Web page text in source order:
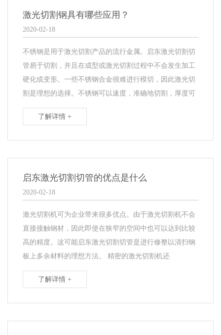
激光切割钢具有哪些应用？
2020-02-18
不锈钢是用于激光切割产品的流行金属。启东激光切割切
管易于切割，并且在成型或激光切割过程中不会发生加工
硬化或变形。一些不锈钢合金很难进行模切，因此激光切
割是理想的选择。不锈钢可以速度，准确地切割，厚度可
了解详情 +
启东激光切割切管的优点是什么
2020-02-18
激光切割机可为企业带来很多优点。由于激光切割机不会
直接接触钢材，因此即使在狭窄的空间中也可以达到比较
高的精度。这可能启东激光切割切管是进行修整以清扫钢
板上多余材料的理想方法。 精密的激光切割机还
了解详情 +